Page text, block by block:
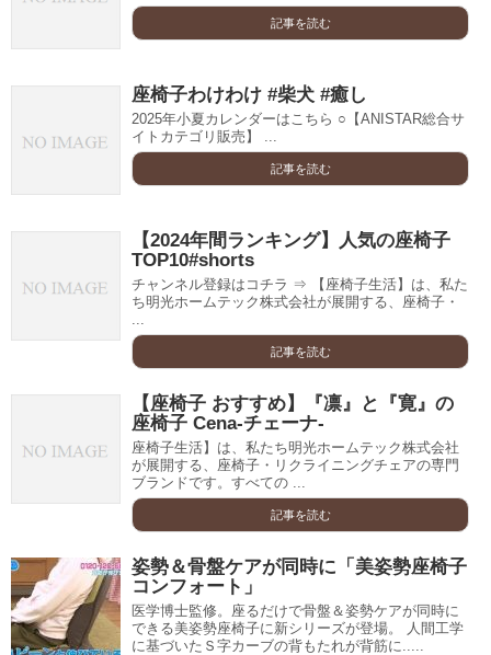
記事を読む
座椅子わけわけ #柴犬 #癒し
2025年小夏カレンダーはこちら ○【ANISTAR総合サ
イトカテゴリ販売】 ...
記事を読む
【2024年間ランキング】人気の座椅子
TOP10#shorts
チャンネル登録はコチラ ⇒ 【座椅子生活】は、私た
ち明光ホームテック株式会社が展開する、座椅子・
記事を読む
【座椅子 おすすめ】『凛』と『寛』の
座椅子 Cena-チェーナ-
座椅子生活】は、私たち明光ホームテック株式会社
が展開する、座椅子・リクライニングチェアの専門
ブランドです。すべての ...
記事を読む
姿勢＆骨盤ケアが同時に「美姿勢座椅子
コンフォート」
医学博士監修。座るだけで骨盤＆姿勢ケアが同時に
できる美姿勢座椅子に新シリーズが登場。 人間工学
に基づいたＳ字カーブの背もたれが背筋に.....